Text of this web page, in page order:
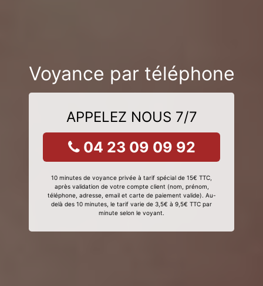
Voyance par téléphone
APPELEZ NOUS 7/7
04 23 09 09 92
10 minutes de voyance privée à tarif spécial de 15€ TTC,
après validation de votre compte client (nom, prénom,
téléphone, adresse, email et carte de paiement valide). Au-
delà des 10 minutes, le tarif varie de 3,5€ à 9,5€ TTC par
minute selon le voyant.